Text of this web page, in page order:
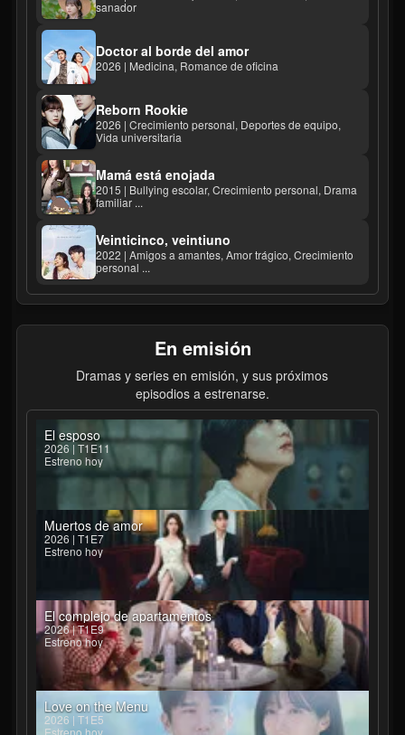
sanador
Doctor al borde del amor
2026 | Medicina, Romance de oficina
Reborn Rookie
2026 | Crecimiento personal, Deportes de equipo,
Vida universitaria
Mamá está enojada
2015 | Bullying escolar, Crecimiento personal, Drama
familiar ...
Veinticinco, veintiuno
2022 | Amigos a amantes, Amor trágico, Crecimiento
personal ...
En emisión
Dramas y series en emisión, y sus próximos
episodios a estrenarse.
El esposo
2026 | T1E11
Estreno hoy
Muertos de amor
2026 | T1E7
Estreno hoy
El complejo de apartamentos
2026 | T1E9
Estreno hoy
Love on the Menu
2026 | T1E5
Estreno hoy